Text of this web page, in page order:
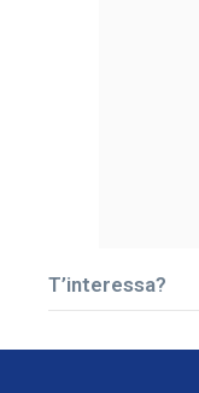
T’interessa?